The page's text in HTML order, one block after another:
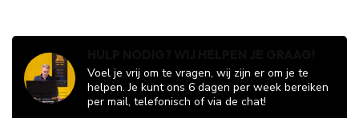
Voel je vrij om te vragen, wij zijn er om je te
helpen. Je kunt ons 6 dagen per week bereiken
per mail, telefonisch of via de chat!